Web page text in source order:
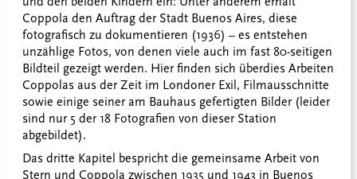
Coppola den Auftrag der Stadt Buenos Aires, diese
fotografisch zu dokumentieren (1936) – es entstehen
unzählige Fotos, von denen viele auch im fast 80-seitigen
Bildteil gezeigt werden. Hier finden sich überdies Arbeiten
Coppolas aus der Zeit im Londoner Exil, Filmausschnitte
sowie einige seiner am Bauhaus gefertigten Bilder (leider
sind nur 5 der 18 Fotografien von dieser Station
abgebildet).
Das dritte Kapitel bespricht die gemeinsame Arbeit von
Stern und Coppola zwischen 1935 und 1943 in Buenos